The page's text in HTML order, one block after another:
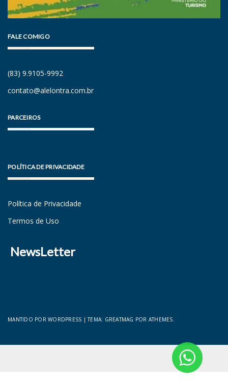
FALE COMIGO
(83) 9.9105-9992
contato@alelontra.com.br
PARCEIROS
POLÍTICA DE PRIVACIDADE
Política de Privacidade
Termos de Uso
NewsLetter
MANTIDO POR WORDPRESS |TEMA: GREATMAG POR ATHEMES.